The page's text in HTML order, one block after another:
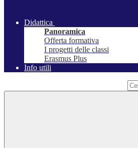
Didattica
Panoramica
Offerta formativa
I progetti delle classi
Erasmus Plus
Info utili